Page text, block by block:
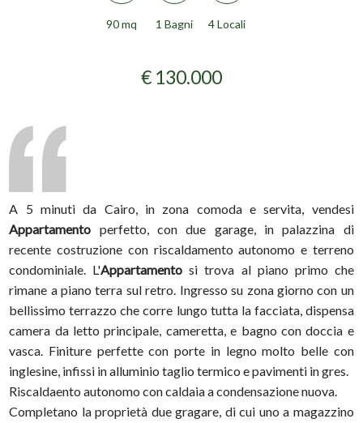
90 mq 1 Bagni 4 Locali
€ 130.000
A 5 minuti da Cairo, in zona comoda e servita, vendesi
Appartamento perfetto, con due garage, in palazzina di
recente costruzione con riscaldamento autonomo e terreno
condominiale. L'Appartamento si trova al piano primo che
rimane a piano terra sul retro. Ingresso su zona giorno con un
bellissimo terrazzo che corre lungo tutta la facciata, dispensa
camera da letto principale, cameretta, e bagno con doccia e
vasca. Finiture perfette con porte in legno molto belle con
inglesine, infissi in alluminio taglio termico e pavimenti in gres.
Riscaldaento autonomo con caldaia a condensazione nuova.
Completano la proprietà due gragare, di cui uno a magazzino